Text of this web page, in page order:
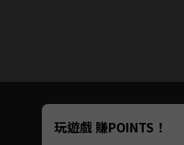
Unmute
如有不便請見諒
玩遊戲 賺POINTS！